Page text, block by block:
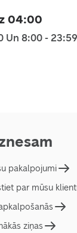
04:00
Un 8:00 - 23:59
pakalpojumi
par mūsu
ziņas